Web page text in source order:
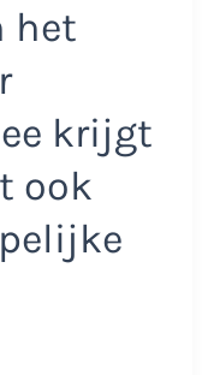
het
krijgt
ook